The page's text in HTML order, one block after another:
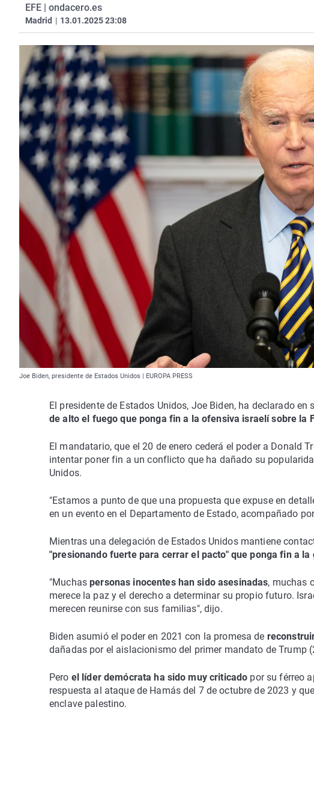
EFE | ondacero.es
Madrid | 13.01.2025 23:08
Joe Biden, presidente de Estados Unidos | EUROPA PRESS
El presidente de Estados Unidos, Joe Biden, ha declarado
de alto el fuego que ponga fin a la ofensiva israelí sobre la
El mandatario, que el 20 de enero cederá el poder a Donald
intentar poner fin a un conflicto que ha dañado su
Unidos.
"Estamos a punto de que una propuesta que expuse en
en un evento en el Departamento de Estado, acompañado
Mientras una delegación de Estados Unidos mantiene
"presionando fuerte para cerrar el pacto" que ponga fin a
"Muchaspersonas inocentes han sido asesinadas, muchas
merece la paz y el derecho a determinar su propio futuro.
merecen reunirse con sus familias", dijo.
Biden asumió el poder en 2021 con la promesa de
dañadas por el aislacionismo del primer mandato de Trump
Pero el líder demócrata ha sido muy criticado por su férreo
respuesta al ataque de Hamás del 7 de octubre de 2023 y
enclave palestino.